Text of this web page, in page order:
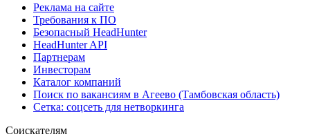
Реклама на сайте
Требования к ПО
Безопасный HeadHunter
HeadHunter API
Партнерам
Инвесторам
Каталог компаний
Поиск по вакансиям в Агеево (Тамбовская область)
Сетка: соцсеть для нетворкинга
Соискателям